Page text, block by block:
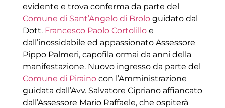
evidente e trova conferma da parte del
Comune di Sant’Angelo di Brologuidato dal
Dott. Francesco Paolo Cortolilloe
dall’inossidabile ed appassionato Assessore
Pippo Palmeri, capofila ormai da anni della
manifestazione. Nuovo ingresso da parte del
Comune di Pirainocon l’Amministrazione
guidata dall’Avv. Salvatore Cipriano affiancato
dall’Assessore Mario Raffaele, che ospiterà